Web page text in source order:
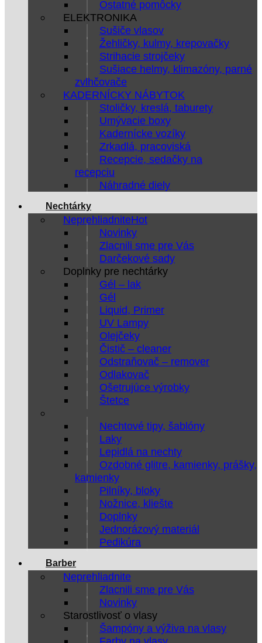
Ostatné pomôcky
ELEKTRONIKA
Sušiče vlasov
Žehličky, kulmy, krepovačky
Strihacie strojčeky
Sušiace helmy, klimazóny, parné
zvlhčovače
KADERNÍCKY NÁBYTOK
Stoličky, kreslá, taburety
Umývacie boxy
Kadernícke vozíky
Zrkadlá, pracoviská
Recepcie, sedačky na
recepciu
Náhradné diely
Nechtárky
Neprehliadnite
Novinky
Zlacnili sme pre Vás
Darčekové sady
Doplnky pre nechtárky
Gél – lak
Gél
Liquid, Primer
UV Lampy
Olejčeky
Čistič – cleaner
Odstraňovač – remover
Odlakovač
Ošetrujúce výrobky
Štetce
Nechtové tipy, šablóny
Laky
Lepidlá na nechty
Ozdobné glitre, kamienky, prášky,
kamienky
Pilníky, bloky
Nožnice, kliešte
Doplnky
Jednorázový materiál
Pedikúra
Barber
Neprehliadnite
Zlacnili sme pre Vás
Novinky
Starostlivosť o vlasy
Šampóny a výživa na vlasy